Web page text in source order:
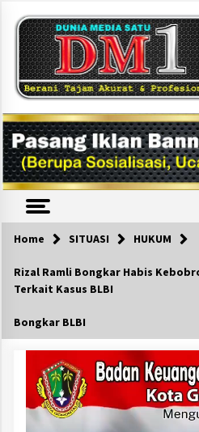
content
Home SITUASI HUKUM
Rizal Ramli Bongkar Habis
Terkait Kasus BLBI
Bongkar BLBI